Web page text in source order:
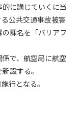
に講じていくに当
公共交通事故被害
課名を「バリアフ
で、航空局に航空
設する。
行となる。
更されることが
示した時点で直
手続きを完了
をした者が以下